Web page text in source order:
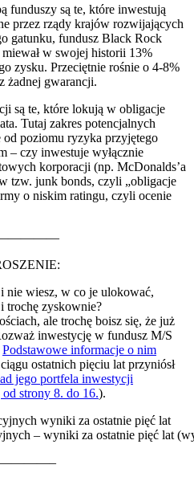
funduszy są te, które inwestują
przez rządy krajów rozwijających
gatunku, fundusz Black Rock
w swojej historii 13%
zysku. Przeciętnie rośnie o 4-8%
żadnej gwarancji.
są te, które lokują w obligacje
Tutaj zakres potencjalnych
od poziomu ryzyka przyjętego
– czy inwestuje wyłącznie
korporacji (np. McDonalds’a
tzw. junk bonds, czyli „obligacje
o niskim ratingu, czyli ocenie
nie wiesz, w co je ulokować,
trochę zyskownie?
ale trochę boisz się, że już
inwestycję w fundusz M/S
Podstawowe informacje o nim
ostatnich pięciu lat przyniósł
jego portfela inwestycji
strony 8. do 16.).
– wyniki za ostatnie pięć lat